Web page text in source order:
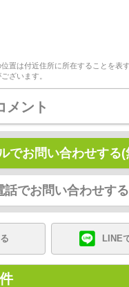
置は付近住所に所在することを表
ざいます。
メント
でお問い合わせする(
話でお問い合わせする
LINE